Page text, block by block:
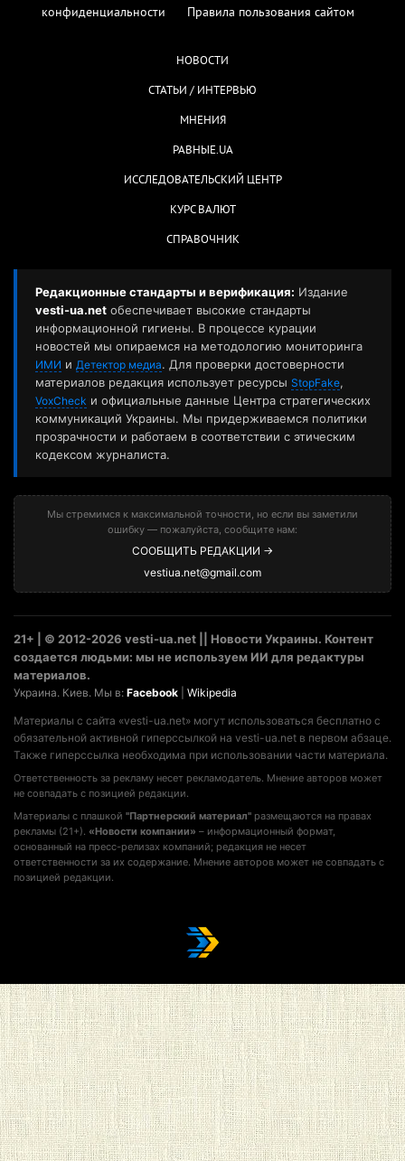
конфиденциальности
Правила пользования сайтом
НОВОСТИ
СТАТЬИ / ИНТЕРВЬЮ
МНЕНИЯ
РАВНЫЕ.UA
ИССЛЕДОВАТЕЛЬСКИЙ ЦЕНТР
КУРС ВАЛЮТ
СПРАВОЧНИК
Редакционные стандарты и верификация: Издание
vesti-ua.net обеспечивает высокие стандарты
информационной гигиены. В процессе курации
новостей мы опираемся на методологию мониторинга
ИМИ и Детектор медиа. Для проверки достоверности
материалов редакция использует ресурсы StopFake,
VoxCheck и официальные данные Центра стратегических
коммуникаций Украины. Мы придерживаемся политики
прозрачности и работаем в соответствии с этическим
кодексом журналиста.
Мы стремимся к максимальной точности, но если вы заметили
ошибку — пожалуйста, сообщите нам:
СООБЩИТЬ РЕДАКЦИИ →
vestiua.net@gmail.com
21+ | © 2012-2026 vesti-ua.net || Новости Украины. Контент
создается людьми: мы не используем ИИ для редактуры
материалов.
Украина. Киев. Мы в: Facebook Wikipedia
Материалы с сайта «vesti-ua.net» могут использоваться бесплатно с
обязательной активной гиперссылкой на vesti-ua.net в первом абзаце.
Также гиперссылка необходима при использовании части материала.
Ответственность за рекламу несет рекламодатель. Мнение авторов может
не совпадать с позицией редакции.
Материалы с плашкой "Партнерский материал" размещаются на правах
рекламы (21+). «Новости компании» – информационный формат,
основанный на пресс-релизах компаний; редакция не несет
ответственности за их содержание. Мнение авторов может не совпадать с
позицией редакции.